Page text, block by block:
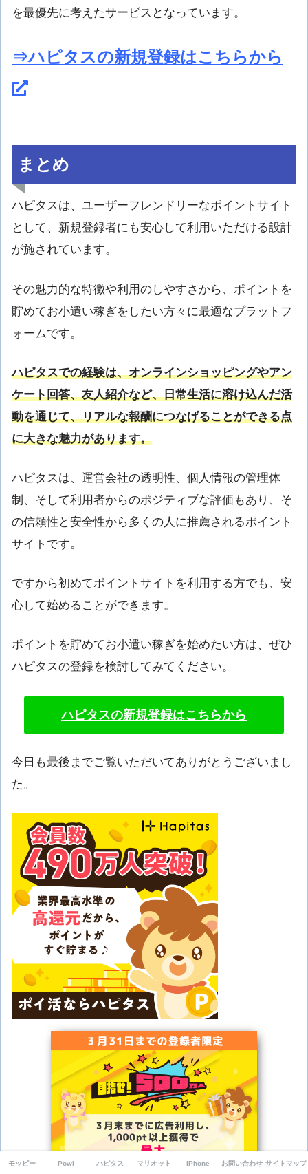
を最優先に考えたサービスとなっています。
⇒ハピタスの新規登録はこちらから
まとめ
ハピタスは、ユーザーフレンドリーなポイントサイト
として、新規登録者にも安心して利用いただける設計
が施されています。
その魅力的な特徴や利用のしやすさから、ポイントを
貯めてお小遣い稼ぎをしたい方々に最適なプラットフ
ォームです。
ハピタスでの経験は、オンラインショッピングやアン
ケート回答、友人紹介など、日常生活に溶け込んだ活
動を通じて、リアルな報酬につなげることができる点
に大きな魅力があります。
ハピタスは、運営会社の透明性、個人情報の管理体
制、そして利用者からのポジティブな評価もあり、そ
の信頼性と安全性から多くの人に推薦されるポイント
サイトです。
ですから初めてポイントサイトを利用する方でも、安
心して始めることができます。
ポイントを貯めてお小遣い稼ぎを始めたい方は、ぜひ
ハピタスの登録を検討してみてください。
ハピタスの新規登録はこちらから
今日も最後までご覧いただいてありがとうございまし
た。
モッピー Powl ハピタス マリオット iPhone お問い合わせ サイトマップ